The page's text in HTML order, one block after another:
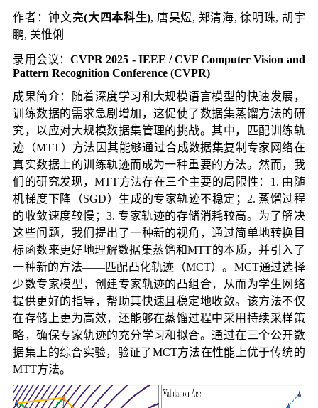
作者：钟文亮(大四本科生), 唐昊煜, 郑清海, 徐明珠, 胡宇
鹏, 关惟俐
录用会议：CVPR 2025 - IEEE / CVF Computer Vision and
Pattern Recognition Conference (CVPR)
成果简介：随着深度学习和大规模语言模型的快速发展，
训练数据的需求急剧增加，这促使了数据集蒸馏方法的研
究，以应对大规模数据集管理的挑战。其中，匹配训练轨
迹（MTT）方法因其能够通过合成数据集复制专家网络在
真实数据上的训练轨迹而成为一种重要的方法。然而，我
们的研究发现，MTT方法存在三个主要的局限性：1. 由随
机梯度下降（SGD）生成的专家轨迹不稳定；2. 蒸馏过程
的收敛速度较慢；3. 专家轨迹的存储消耗较高。为了解决
这些问题，我们提出了一种新的视角，通过简单地转换目
标函数来更好地理解数据集蒸馏和MTT的本质，并引入了
一种新的方法——匹配凸化轨迹（MCT）。MCT通过选择
少数专家模型，创建专家轨迹的凸组合，从而为学生网络
提供更好的指导，帮助其快速且稳定地收敛。该方法不仅
在存储上更为高效，还能够在蒸馏过程中采用持续采样策
略，确保专家轨迹的充分学习和拟合。通过在三个公开数
据集上的综合实验，验证了MCT方法在性能上优于传统的
MTT方法。